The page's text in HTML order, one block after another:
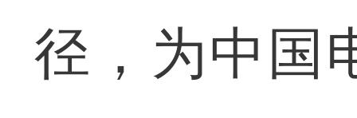
径，为中国